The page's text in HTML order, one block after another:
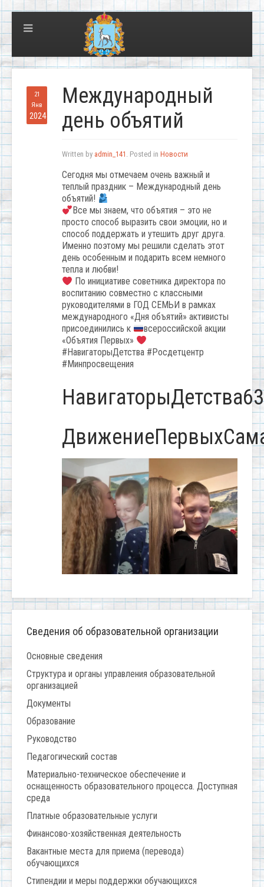
21
Янв
2024
Международный
день объятий
Written by admin_141 . Posted in Новости
Сегодня мы отмечаем очень важный и
теплый праздник – Международный день
объятий!
Все мы знаем, что объятия – это не
просто способ выразить свои эмоции, но и
способ поддержать и утешить друг друга.
Именно поэтому мы решили сделать этот
день особенным и подарить всем немного
тепла и любви!
По инициативе советника директора по
воспитанию совместно с классными
руководителями в ГОД СЕМЬИ в рамках
международного «Дня объятий» активисты
присоединились к
всероссийской акции
«Объятия Первых»
#НавигаторыДетства #Росдетцентр
#Минпросвещения
НавигаторыДетства63
Сведения об образовательной организации
Основные сведения
Структура и органы управления образовательной
организацией
Документы
Образование
Руководство
Педагогический состав
Материально-техническое обеспечение и
оснащенность образовательного процесса. Доступная
среда
Платные образовательные услуги
Финансово-хозяйственная деятельность
Вакантные места для приема (перевода)
обучающихся
Стипендии и меры поддержки обучающихся